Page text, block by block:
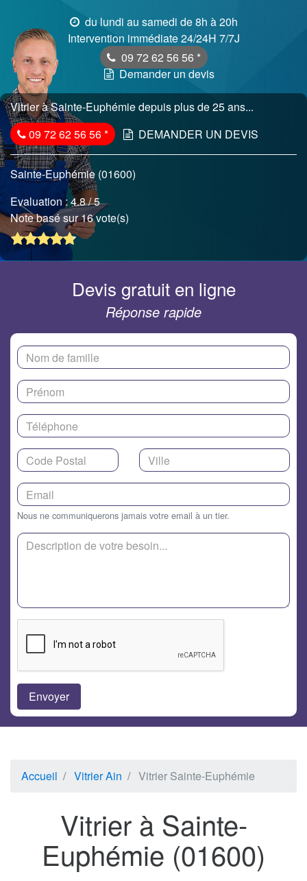
du lundi au samedi de 8h à 20h
Intervention immédiate 24/24H 7/7J
09 72 62 56 56 *
Demander un devis
Vitrier à Sainte-Euphémie depuis plus de 25 ans...
09 72 62 56 56* DEMANDER UN DEVIS
Sainte-Euphémie (01600)
Evaluation :4.8/ 5
Note basé sur 16 vote(s)
Devis gratuit en ligne
Réponse rapide
Nous ne communiquerons jamais votre email à un tier.
Accueil Vitrier Ain Vitrier Sainte-Euphémie
Vitrier à Sainte-
Euphémie (01600)